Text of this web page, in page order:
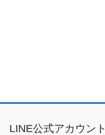
LINE公式アカウント